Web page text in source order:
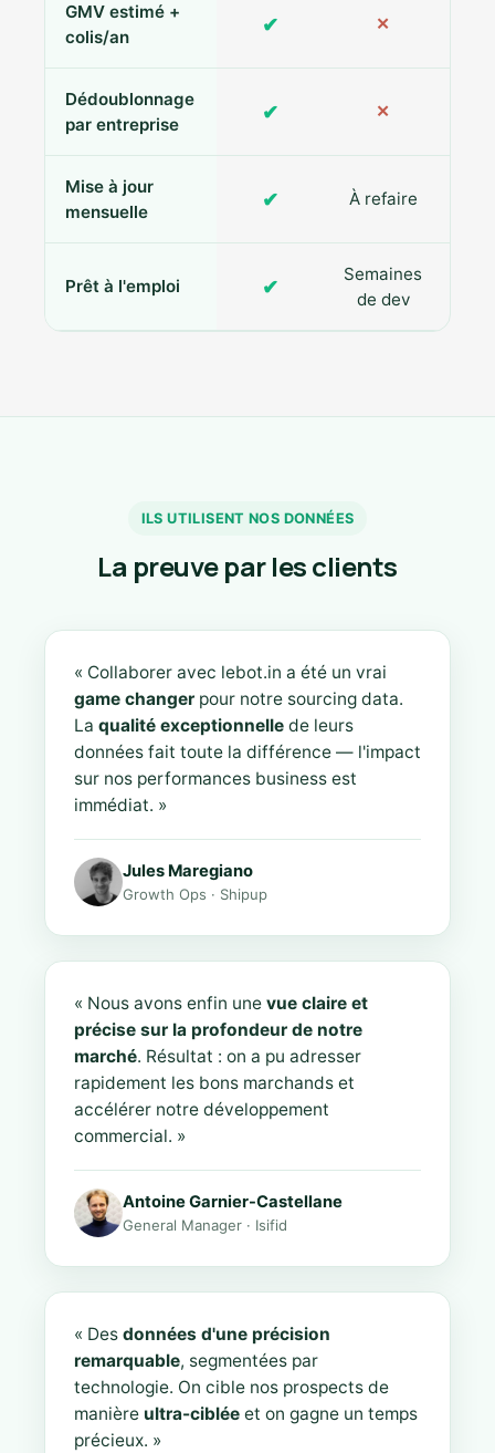
GMV estimé +
colis/an
✔ ✕
Dédoublonnage
par entreprise
✔ ✕
Mise à jour
mensuelle
✔ À refaire
Prêt à l'emploi ✔
Semaines
de dev
ILS UTILISENT NOS DONNÉES
La preuve par les clients
« Collaborer avec lebot.in a été un vrai
game changer pour notre sourcing data.
La qualité exceptionnelle de leurs
données fait toute la différence — l'impact
sur nos performances business est
immédiat. »
Jules Maregiano
Growth Ops · Shipup
« Nous avons enfin une vue claire et
précise sur la profondeur de notre
marché. Résultat : on a pu adresser
rapidement les bons marchands et
accélérer notre développement
commercial. »
Antoine Garnier-Castellane
General Manager · Isifid
« Des données d'une précision
remarquable, segmentées par
technologie. On cible nos prospects de
manière ultra-ciblée et on gagne un temps
précieux. »